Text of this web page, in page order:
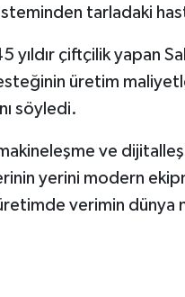
tarladaki
yıldır çiftçilik yapan
üretim
söyledi.
ve
yerini modern
verimin dünya